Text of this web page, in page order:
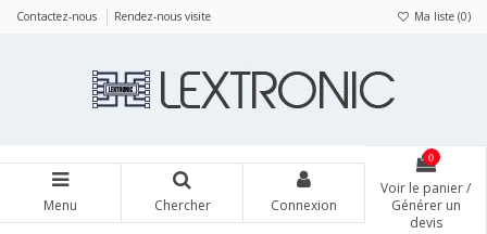
Contactez-nous Rendez-nous visite Ma liste (0)
Menu Chercher Connexion
0
Voir le panier /
Générer un
devis
Panneau de gestion des cookies